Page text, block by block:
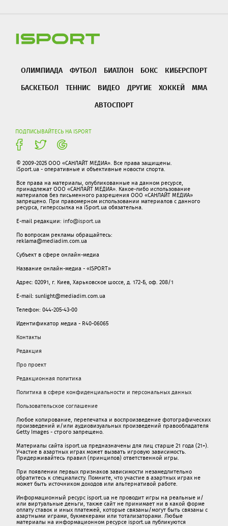
ОЛИМПИАДА ФУТБОЛ БИАТЛОН БОКС
КИБЕРСПОРТ
БАСКЕТБОЛ
ТЕННИС ВИДЕО ДРУГИЕ ХОККЕЙ
ММА
АВТОСПОРТ
ПОДПИСЫВАЙТЕСЬ НА ISPORT
© 2009-2025 ООО «САНЛАЙТ МЕДИА». Все права защищены.
iSport.ua - оперативные и объективные новости спорта.
Все права на материалы, опубликованные на данном ресурсе,
принадлежат ООО «САНЛАЙТ МЕДИА». Какое-либо использование
материалов без письменного разрешения ООО «САНЛАЙТ МЕДИА»
запрещено. При правомерном использовании материалов с данного
ресурса, гиперссылка на iSport.ua обязательна.
E-mail редакции: info@isport.ua
По вопросам рекламы обращайтесь:
reklama@mediadim.com.ua
Субъект в сфере онлайн-медиа
Название онлайн-медиа - «ISPORT»
Адрес: 02091, г. Киев, Харьковское шоссе, д. 172-Б, оф. 208/1
E-mail: sunlight@mediadim.com.ua
Телефон: 044-205-43-00
Идентификатор медиа - R40-06065
Контакты
Редакция
Про проект
Редакционная политика
Политика в сфере конфиденциальности и персональных данных
Пользовательское соглашение
Любое копирование, перепечатка и воспроизведение фотографических
произведений и/или аудиовизуальных произведений правообладателя
Getty Images - строго запрещено.
Материалы сайта isport.ua предназначены для лиц старше 21 года (21+).
Участие в азартных играх может вызвать игровую зависимость.
Придерживайтесь правил (принципов) ответственной игры.
При появлении первых признаков зависимости незамедлительно
обратитесь к специалисту. Помните, что участие в азартных играх не
может быть источником доходов или альтернативой работе.
Информационный ресурс isport.ua не проводит игры на реальные и/
или виртуальные деньги, также сайт не принимает ни в какой форме
oплaту ставок и иных платежей, которые связаны/могут быть связаны c
азартными игрaми, букмекерами или тотализаторами. Любые
материалы на информационном ресурсе isport.ua публикуютcя